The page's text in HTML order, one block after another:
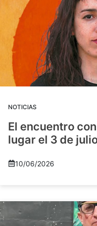
NOTICIAS
El encuentro
lugar el 3 de
10/06/2026